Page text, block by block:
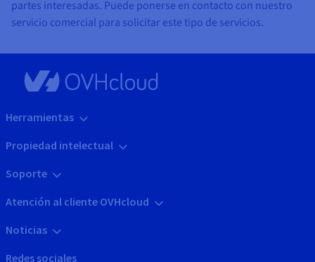
partes interesadas. Puede ponerse en contacto con nuestro
servicio comercial para solicitar este tipo de servicios.
Herramientas
Propiedad intelectual
Soporte
Atención al cliente OVHcloud
Noticias
Redes sociales